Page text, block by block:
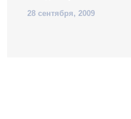
28 сентября, 2009